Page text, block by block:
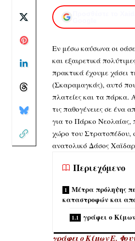
Εν μέσω καύσωνα οι
και εξαιρετικά
πρακτικά έχουμε χάσει
(Σκαραμαγκάς), αυτό που
πλατείες και τα πάρκα.
τις παθογένειες σε ένα
για το Πάρκο Νεολαίας,
χώρο του Στρατοπέδου,
ανατολικό Δάσος
Περιεχόμενο
Μέτρα πρόληψης
καταστροφών και
γράφει ο
γράφει ο Κίμων Ε.